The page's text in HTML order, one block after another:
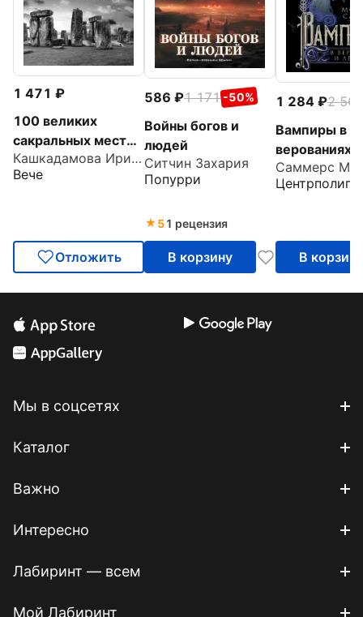
1 471
100 великих
сакральных мест
Древнего мира
Кашкадамова Ирина Николаевна
Вече
Отложить
586 1 171 -50%
Войны богов и
людей
Ситчин Захария
Попурри
51 рецензия
В корзину
1 284
2 567
Вампиры в
верованиях и
легендах
Саммерс
В корзину
Мы в соцсетях
Каталог
Важно
Интересно
Лабиринт — всем
Мой Лабиринт